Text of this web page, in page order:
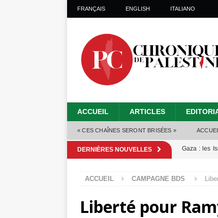
FRANÇAIS ENGLISH ITALIANO
ACCUEIL ARTICLES
« CES CHAÎNES SERONT BRISÉES »
DERNIÈRES NOUVELLES Gaza : les
Capituler
6 août 2026 ]
ACCUEIL CAMPAGNE BDS
Liberté pour